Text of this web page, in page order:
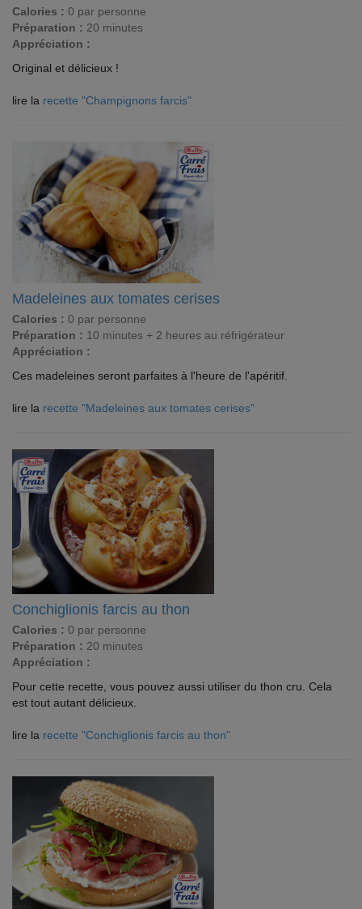
Calories : 0 par personne
Préparation : 20 minutes
Appréciation :
Original et délicieux !
lire la recette "Champignons farcis"
Madeleines aux tomates cerises
Calories : 0 par personne
Préparation : 10 minutes + 2 heures au réfrigérateur
Appréciation :
Ces madeleines seront parfaites à l'heure de l'apéritif.
lire la recette "Madeleines aux tomates cerises"
Conchiglionis farcis au thon
Calories : 0 par personne
Préparation : 20 minutes
Appréciation :
Pour cette recette, vous pouvez aussi utiliser du thon cru. Cela
est tout autant délicieux.
lire la recette "Conchiglionis farcis au thon"